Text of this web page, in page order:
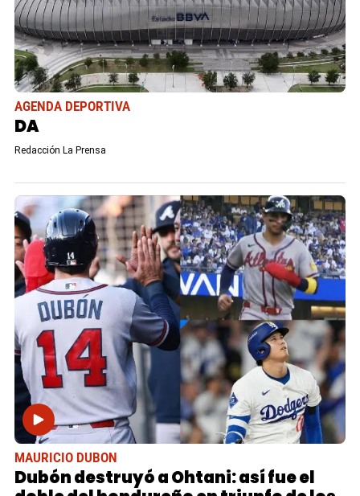
AGENDA DEPORTIVA
DA
Redacción La Prensa
MAURICIO DUBON
Dubón destruyó a Ohtani: así fue el